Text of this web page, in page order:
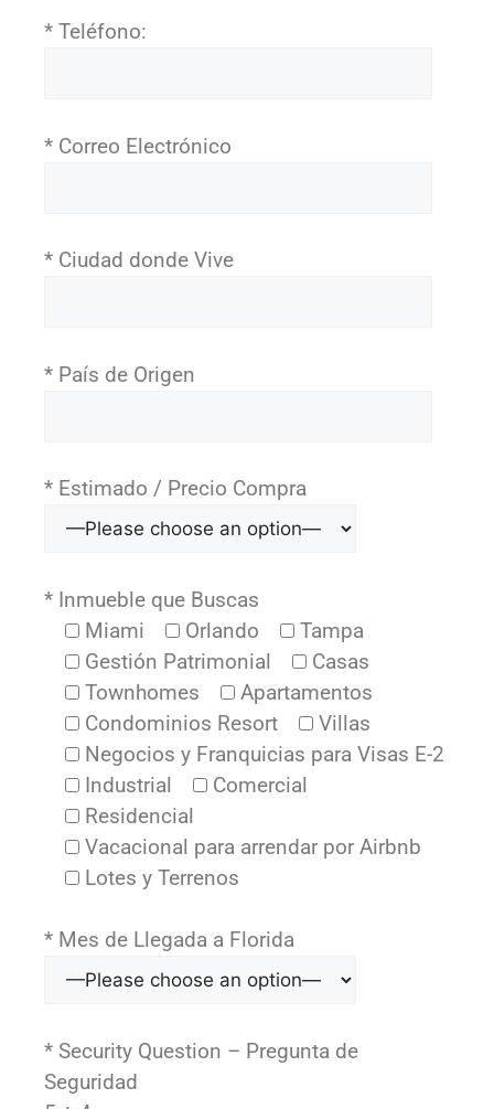
* Teléfono:
* Correo Electrónico
* Ciudad donde Vive
* País de Origen
* Estimado / Precio Compra
* Inmueble que Buscas
Miami
Orlando
Tampa
Gestión Patrimonial
Casas
Townhomes
Apartamentos
Condominios Resort
Villas
Negocios y Franquicias para Visas E-2
Industrial
Comercial
Residencial
Vacacional para arrendar por Airbnb
Lotes y Terrenos
* Mes de Llegada a Florida
* Security Question – Pregunta de
Seguridad